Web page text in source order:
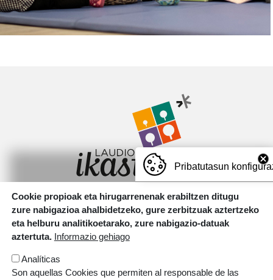
Motxotekale, 16 01400 Laudio.
T.946 726 737
Irudia
Pribatutasun
Cookie propioak eta hirugarrenenak erabiltzen ditugu
zure nabigazioa ahalbidetzeko, gure zerbitzuak aztertzeko
eta helburu analitikoetarako, zure nabigazio-datuak
aztertuta. Informazio gehiago
Analíticas
Son aquellas Cookies que permiten al responsable de las